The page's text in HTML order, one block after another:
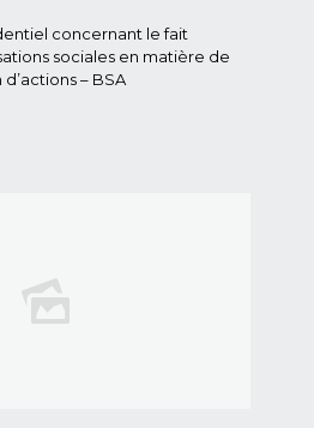
concernant le fait
sociales en matière de
– BSA